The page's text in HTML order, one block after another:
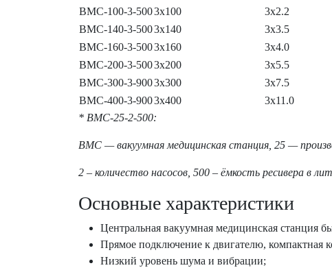
ВМС-100-3-5003х100 3х2.2
ВМС-140-3-5003х140 3х3.5
ВМС-160-3-5003х160 3х4.0
ВМС-200-3-5003х200 3х5.5
ВМС-300-3-9003х300 3х7.5
ВМС-400-3-9003х400 3х11.0
* ВМС-25-2-500:
ВМС — вакуумная медицинская станция, 25 —
2 – количество насосов, 500 – ёмкость ресивера в
Основные характеристики
Центральная вакуумная медицинская станция
Прямое подключение к двигателю, компактная
Низкий уровень шума и вибрации;